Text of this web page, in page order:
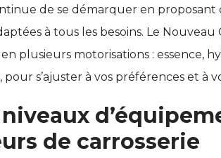
de se démarquer en proposant
à tous les besoins. Le Nouveau
plusieurs motorisations : essence,
s’ajuster à vos préférences et à
de carrosserie